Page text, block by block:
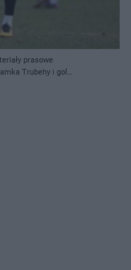
prasowe
Trubehy i gol